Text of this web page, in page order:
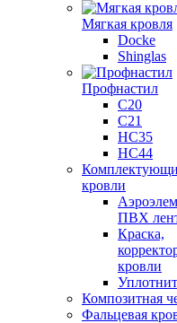
Мягкая кровля
Docke
Shinglas
Профнастил
C20
C21
НС35
НС44
кровли
ПВХ
Краска,
кровли
Композитная
Фальцевая